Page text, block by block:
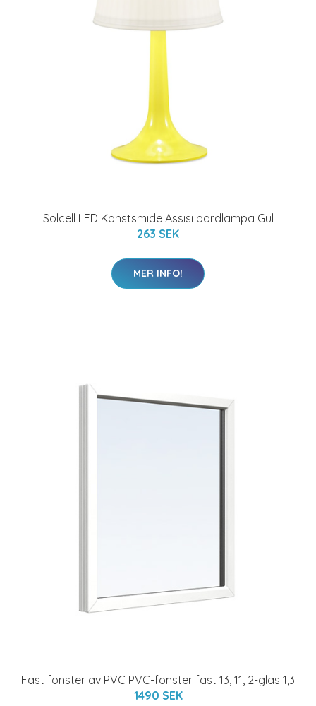
Solcell LED Konstsmide Assisi bordlampa Gul
263 SEK
MER INFO!
Fast fönster av PVC PVC-fönster fast 13, 11, 2-glas 1,3
1490 SEK